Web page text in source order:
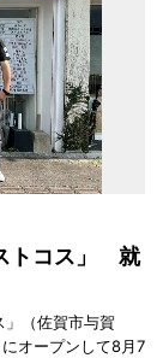
トコス」 就
」（佐賀市与賀
オープンして8月7